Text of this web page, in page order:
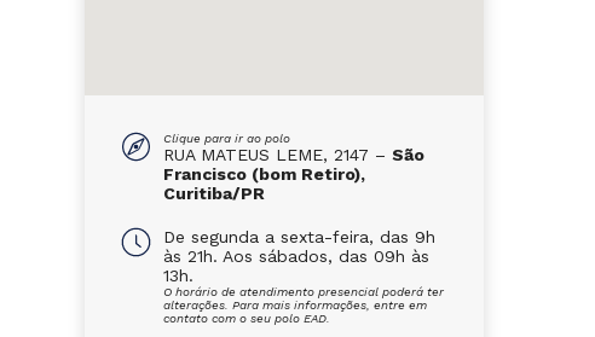
Clique para ir ao polo
RUA MATEUS LEME, 2147 – São
Francisco (bom Retiro),
Curitiba/PR
De segunda a sexta-feira, das 9h
às 21h. Aos sábados, das 09h às
13h.
O horário de atendimento presencial poderá ter
alterações. Para mais informações, entre em
contato com o seu polo EAD.